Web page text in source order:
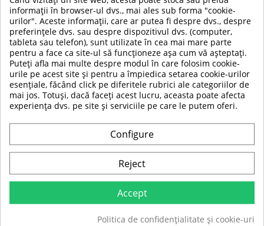
In stoc
Adauga in cos
Compara
In stoc
Adauga in cos
Compara
SUPER
PRET
-21%
Aparat multifunctional HMS
informații în browser-ul dvs., mai ales sub forma "cookie-
urilor". Aceste informații, care ar putea fi despre dvs., despre
preferințele dvs. sau despre dispozitivul dvs. (computer,
tableta sau telefon), sunt utilizate în cea mai mare parte
pentru a face ca site-ul să funcționeze așa cum vă așteptați.
Puteți afla mai multe despre modul în care folosim cookie-
urile pe acest site și pentru a împiedica setarea cookie-urilor
esențiale, făcând click pe diferitele rubrici ale categoriilor de
mai jos. Totuși, dacă faceți acest lucru, aceasta poate afecta
experiența dvs. pe site și serviciile pe care le putem oferi.
Configure
Reject
Accept
Politica de confidențialitate și cookie-uri